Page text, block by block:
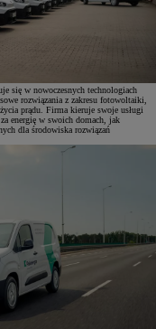
się w nowoczesnych technologiach
rozwiązania z zakresu fotowoltaiki,
prądu. Firma kieruje swoje usługi
energię w swoich domach, jak
dla środowiska rozwiązań